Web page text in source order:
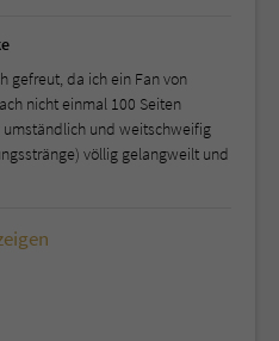
gefreut, da ich ein Fan von
nicht einmal 100 Seiten
und weitschweifig
völlig gelangweilt und